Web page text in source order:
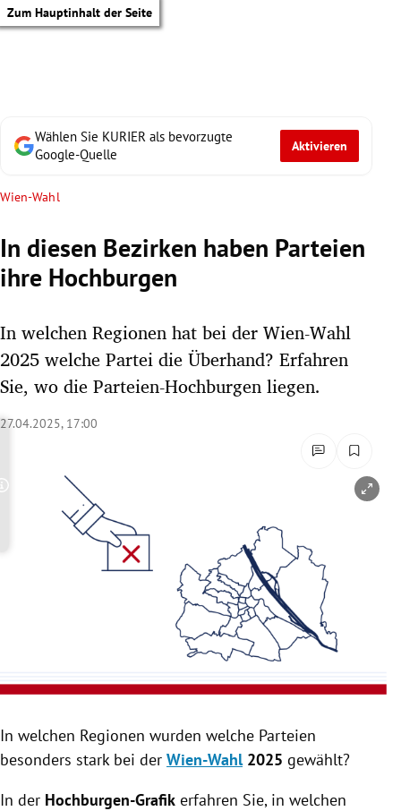
Zum Hauptinhalt der Seite
Untermenü
Untermenü
Untermenü
Untermenü
Wählen Sie KURIER als bevorzugte
Google-Quelle
Aktivieren
Wien-Wahl
In diesen Bezirken haben Parteien
ihre Hochburgen
In welchen Regionen hat bei der Wien-Wahl
2025 welche Partei die Überhand? Erfahren
Sie, wo die Parteien-Hochburgen liegen.
27.04.2025, 17:00
Copyright-Hinweis öffnen/schließen
In welchen Regionen wurden welche Parteien
besonders stark bei der Wien-Wahl2025 gewählt?
In der Hochburgen-Grafik erfahren Sie, in welchen